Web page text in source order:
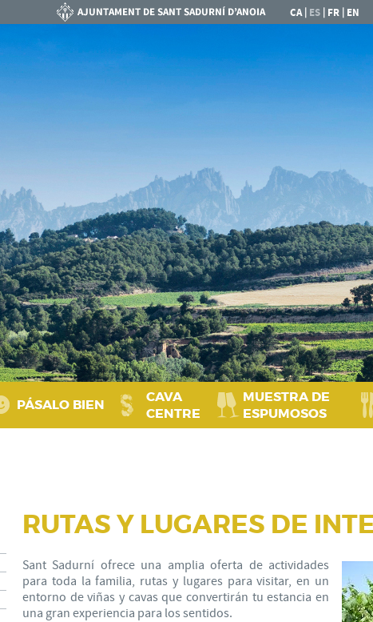
CA| ES | FR | EN
PÁSALO BIEN
CAVA
CENTRE
MUESTRA DE
ESPUMOSOS
RUTAS Y LUGARES DE
Sant Sadurní ofrece una amplia oferta de actividades
para toda la familia, rutas y lugares para visitar, en un
entorno de viñas y cavas que convertirán tu estancia en
una gran experiencia para los sentidos.